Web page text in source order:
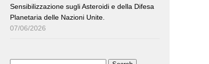
Sensibilizzazione sugli Asteroidi e della Difesa
Planetaria delle Nazioni Unite.
07/06/2026